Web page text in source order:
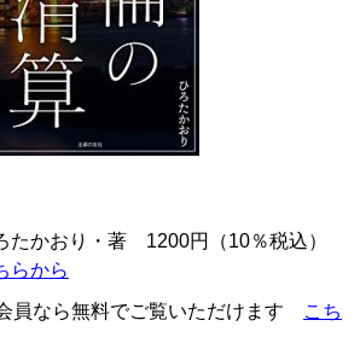
たかおり・著 1200円（10％税込）
らから
員なら無料でご覧いただけます
こち